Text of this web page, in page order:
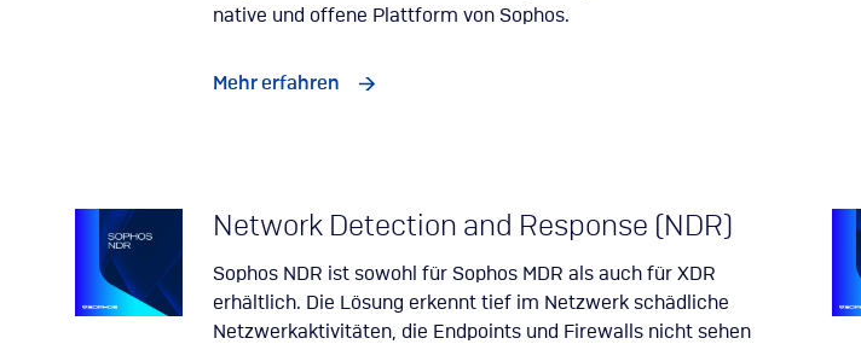
native und offene Plattform von Sophos.
Mehr erfahren
Network Detection and Response (NDR)
Sophos NDR ist sowohl für Sophos MDR als auch für XDR
erhältlich. Die Lösung erkennt tief im Netzwerk schädliche
Netzwerkaktivitäten, die Endpoints und Firewalls nicht sehen